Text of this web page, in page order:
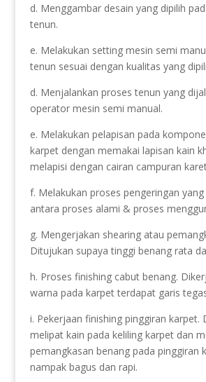
d. Menggambar desain yang dipilih
tenun.
e. Melakukan setting mesin semi
tenun sesuai dengan kualitas yang
d. Menjalankan proses tenun yang
operator mesin semi manual.
e. Melakukan pelapisan pada
karpet dengan memakai lapisan kain
melapisi dengan cairan campuran
f. Melakukan proses pengeringan
antara proses alami & proses
g. Mengerjakan shearing atau
Ditujukan supaya tinggi benang rata
h. Proses finishing cabut benang.
warna pada karpet terdapat garis
i. Pekerjaan finishing pinggiran karpet.
melipat kain pada keliling karpet dan
pemangkasan benang pada pinggiran
nampak bagus dan rapi.